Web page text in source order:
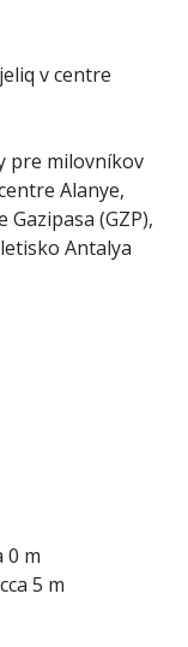
v centre
pre milovníkov
Alanye,
(GZP),
Antalya
0 m
5 m